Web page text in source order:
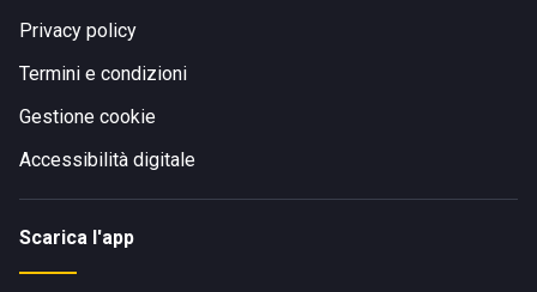
Privacy policy
Termini e condizioni
Gestione cookie
Accessibilità digitale
Scarica l'app